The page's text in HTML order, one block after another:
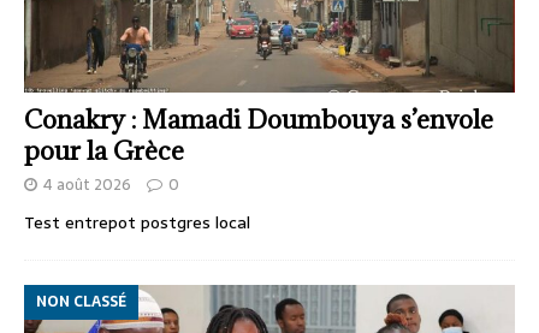
Conakry : Mamadi Doumbouya s’envole
pour la Grèce
4 août 2026 0
Test entrepot postgres local
NON CLASSÉ